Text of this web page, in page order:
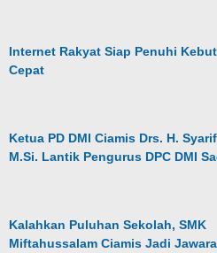
Internet Rakyat Siap Penuhi
Cepat
Ketua PD DMI Ciamis Drs. H.
M.Si. Lantik Pengurus DPC DMI
Kalahkan Puluhan Sekolah, SMK
Miftahussalam Ciamis Jadi